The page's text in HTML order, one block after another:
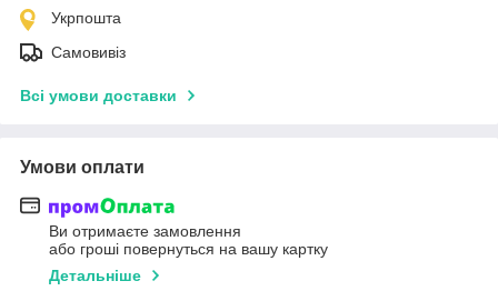
Укрпошта
Самовивіз
Всі умови доставки
Умови оплати
Ви отримаєте замовлення
або гроші повернуться на вашу картку
Детальніше